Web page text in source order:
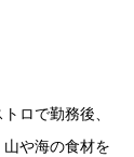
ロで勤務後、
や海の食材を